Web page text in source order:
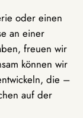
oder einen
an einer
freuen wir
können wir
die –
auf der